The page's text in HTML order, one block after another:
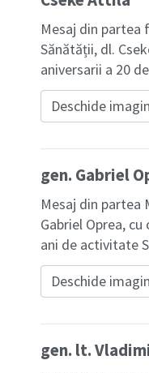
Mesaj din
Sănătății, dl.
aniversarii a 20
Deschide
gen. Gabriel
Mesaj din partea
Gabriel Oprea,
ani de activitate
Deschide
gen. lt.